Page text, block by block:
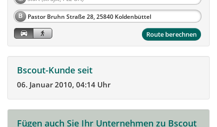
B
Route berechnen
Bscout-Kunde seit
06. Januar 2010, 04:14 Uhr
Fügen auch Sie Ihr Unternehmen zu Bscout